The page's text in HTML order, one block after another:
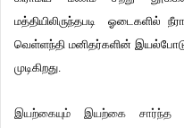
மத்தியிலிருந்தபடி ஓடைகளில்
வெள்ளந்தி மனிதர்களின்
முடிகிறது.
இயற்கையும் இயற்கை சார்ந்த